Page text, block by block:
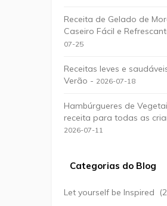
Receita de Gelado de
Caseiro Fácil e
07-25
Receitas leves e
Verão - 2026-07-18
Hambúrgueres de
receita para todas as
2026-07-11
Categorias do Blog
Let yourself be Inspired